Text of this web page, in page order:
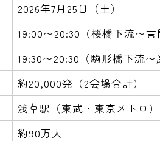
2026年7月25日（土）
19:00〜20:30（桜橋下流〜言
19:30〜20:30（駒形橋下流〜
約20,000発（2会場合計）
浅草駅（東武・東京メトロ
約90万人